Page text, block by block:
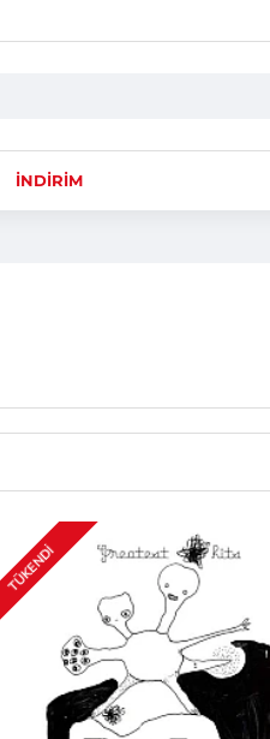
İNDIRIM
TÜKENDI